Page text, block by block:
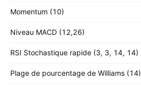
Momentum (10)
Niveau MACD (12,26)
RSI Stochastique rapide (3, 3, 14, 14)
Plage de pourcentage de Williams (14)